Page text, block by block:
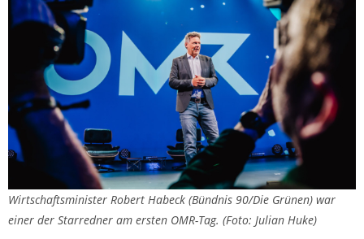
Wirtschaftsminister Robert Habeck (Bündnis 90/Die Grünen) war
einer der Starredner am ersten OMR-Tag. (Foto: Julian Huke)